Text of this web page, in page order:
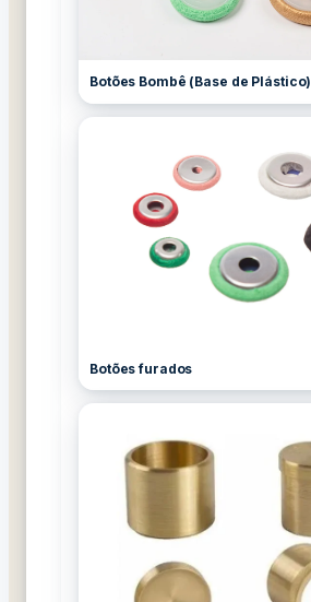
Botões Bombê (Base de Plástico)
Botões furados